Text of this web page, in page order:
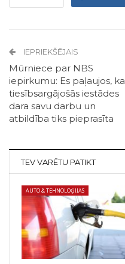
IEPRIEKŠĒJAIS
Mūrniece par NBS
iepirkumu: Es paļaujos, ka
tiesībsargājošās iestādes
dara savu darbu un
atbildība tiks pieprasīta
TEV VARĒTU PATIKT
AUTO & TEHNOLOĢIJAS